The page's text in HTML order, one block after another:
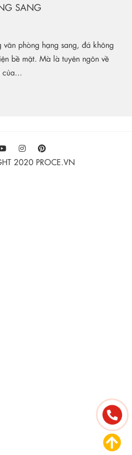
SANG
văn phòng hạng sang, đá không
bề mặt. Mà là tuyên ngôn về
của...
2020 PROCE.VN